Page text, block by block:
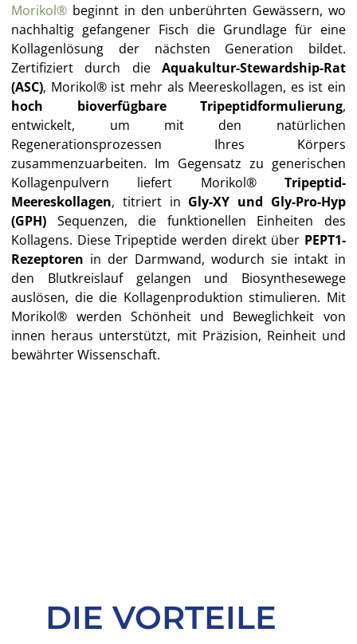
Morikol® beginnt in den unberührten Gewässern, wo
nachhaltig gefangener Fisch die Grundlage für eine
Kollagenlösung der nächsten Generation bildet.
Zertifiziert durch die Aquakultur-Stewardship-Rat
(ASC), Morikol® ist mehr als Meereskollagen, es ist ein
hoch bioverfügbare Tripeptidformulierung,
entwickelt, um mit den natürlichen
Regenerationsprozessen Ihres Körpers
zusammenzuarbeiten. Im Gegensatz zu generischen
Kollagenpulvern liefert Morikol® Tripeptid-
Meereskollagen, titriert in Gly-XY und Gly-Pro-Hyp
(GPH) Sequenzen, die funktionellen Einheiten des
Kollagens. Diese Tripeptide werden direkt über PEPT1-
Rezeptoren in der Darmwand, wodurch sie intakt in
den Blutkreislauf gelangen und Biosynthesewege
auslösen, die die Kollagenproduktion stimulieren. Mit
Morikol® werden Schönheit und Beweglichkeit von
innen heraus unterstützt, mit Präzision, Reinheit und
bewährter Wissenschaft.
DIE VORTEILE